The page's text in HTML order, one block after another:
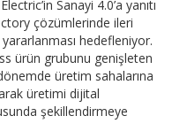
Sanayi 4.0’a yanıtı
çözümlerinde ileri
hedefleniyor.
ürün grubunu genişleten
üretim sahalarına
üretimi dijital
şekillendirmeye